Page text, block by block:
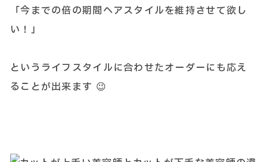
「今までの倍の期間ヘアスタイルを維持させて欲し
い！」
というライフスタイルに合わせたオーダーにも応え
ることが出来ます 😉